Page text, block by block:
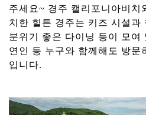
주세요~ 경주 캘리포니아비치
치한 힐튼 경주는 키즈 시설과
분위기 좋은 다이닝 등이 모여
연인 등 누구와 함께해도 방문
입니다.